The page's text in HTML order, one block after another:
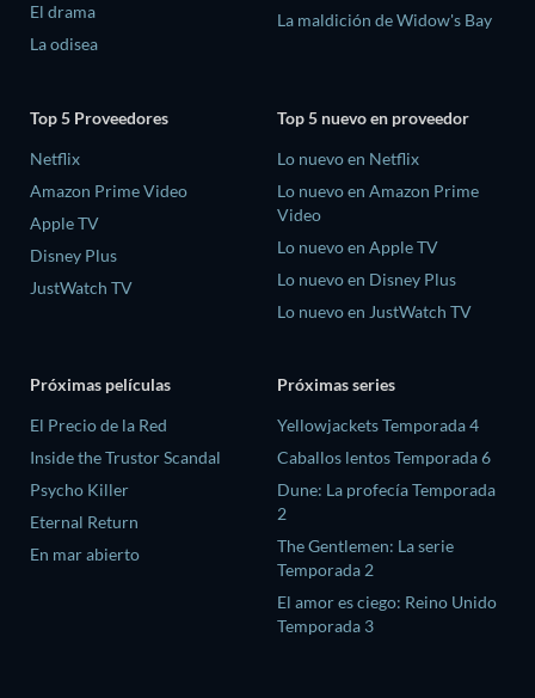
El drama
La odisea
La maldición de Widow's Bay
Top 5 Proveedores
Netflix
Amazon Prime Video
Apple TV
Disney Plus
JustWatch TV
Top 5 nuevo en proveedor
Lo nuevo en Netflix
Lo nuevo en Amazon Prime
Video
Lo nuevo en Apple TV
Lo nuevo en Disney Plus
Lo nuevo en JustWatch TV
Próximas películas
El Precio de la Red
Inside the Trustor Scandal
Psycho Killer
Eternal Return
En mar abierto
Próximas series
Yellowjackets Temporada 4
Caballos lentos Temporada 6
Dune: La profecía Temporada
2
The Gentlemen: La serie
Temporada 2
El amor es ciego: Reino Unido
Temporada 3